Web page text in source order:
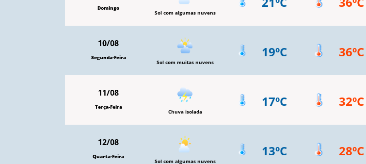
Domingo
Sol com algumas nuvens
10/08
Segunda-Feira
Sol com muitas nuvens
19ºC 36ºC
11/08
Terça-Feira
Chuva isolada
17ºC 32ºC
12/08
Quarta-Feira
Sol com algumas nuvens
13ºC 28ºC